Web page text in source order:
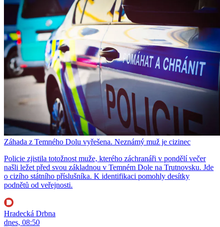
Záhada z Temného Dolu vyřešena. Neznámý muž je cizinec
Policie zjistila totožnost muže, kterého záchranáři v pondělí večer
našli ležet před svou základnou v Temném Dole na Trutnovsku. Jde
o cizího státního příslušníka. K identifikaci pomohly desítky
podnětů od veřejnosti.
Hradecká Drbna
dnes, 08:50